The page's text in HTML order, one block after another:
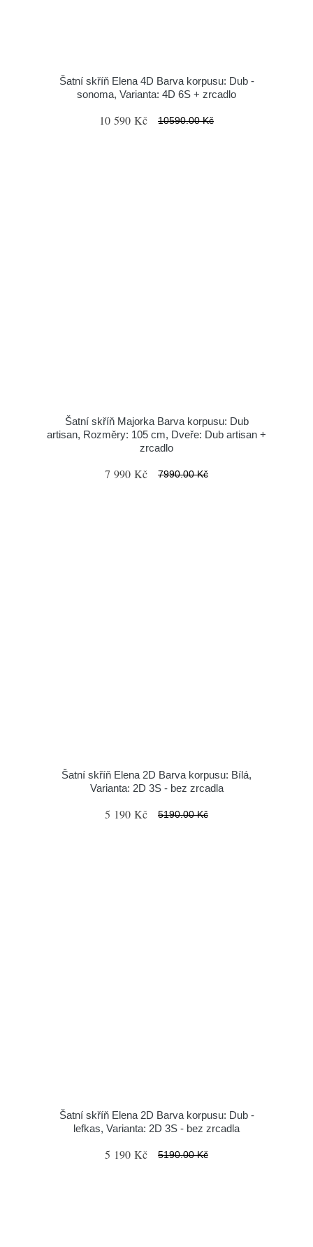
Šatní skříň Elena 4D Barva korpusu: Dub -
sonoma, Varianta: 4D 6S + zrcadlo
10 590 Kč 10590.00 Kč
Šatní skříň Majorka Barva korpusu: Dub
artisan, Rozměry: 105 cm, Dveře: Dub artisan +
zrcadlo
7 990 Kč 7990.00 Kč
Šatní skříň Elena 2D Barva korpusu: Bílá,
Varianta: 2D 3S - bez zrcadla
5 190 Kč 5190.00 Kč
Šatní skříň Elena 2D Barva korpusu: Dub -
lefkas, Varianta: 2D 3S - bez zrcadla
5 190 Kč 5190.00 Kč